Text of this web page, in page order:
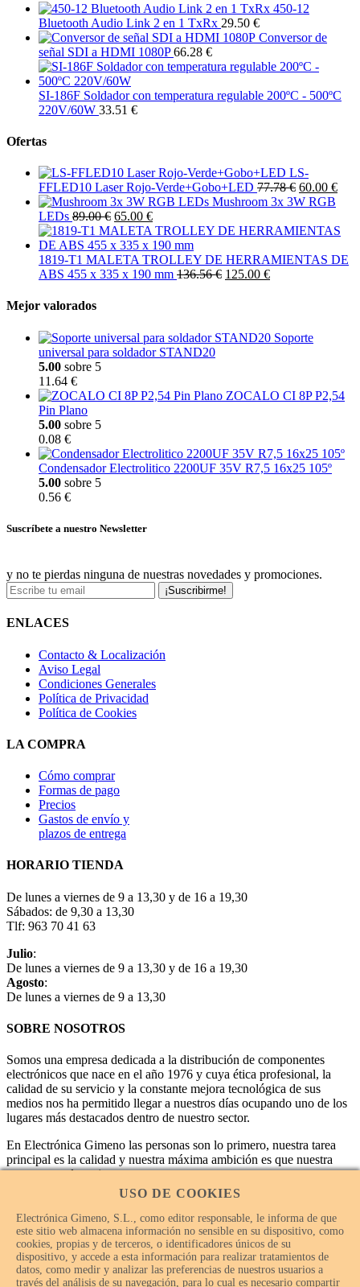
450-12
Bluetooth Audio Link 2 en 1 TxRx 29.50 €
Conversor de
señal SDI a HDMI 1080P 66.28 €
SI-186F Soldador con temperatura regulable 200ºC - 500ºC
220V/60W 33.51 €
Ofertas
LS-
FFLED10 Laser Rojo-Verde+Gobo+LED 77.78 € 60.00 €
Mushroom 3x 3W RGB
LEDs 89.00 € 65.00 €
1819-T1 MALETA TROLLEY DE HERRAMIENTAS DE
ABS 455 x 335 x 190 mm 136.56 € 125.00 €
Mejor valorados
Soporte
universal para soldador STAND20
5.00 sobre 5
11.64 €
ZOCALO CI 8P P2,54
Pin Plano
5.00 sobre 5
0.08 €
Condensador Electrolitico 2200UF 35V R7,5 16x25 105º
5.00 sobre 5
0.56 €
Suscríbete a nuestro Newsletter
y no te pierdas ninguna de nuestras novedades y promociones.
¡Suscribirme!
ENLACES
Contacto & Localización
Aviso Legal
Condiciones Generales
Política de Privacidad
Política de Cookies
LA COMPRA
Cómo comprar
Formas de pago
Precios
Gastos de envío y
plazos de entrega
HORARIO TIENDA
De lunes a viernes de 9 a 13,30 y de 16 a 19,30
Sábados: de 9,30 a 13,30
Tlf: 963 70 41 63
Julio:
De lunes a viernes de 9 a 13,30 y de 16 a 19,30
Agosto:
De lunes a viernes de 9 a 13,30
SOBRE NOSOTROS
Somos una empresa dedicada a la distribución de componentes
electrónicos que nace en el año 1976 y cuya ética profesional, la
calidad de su servicio y la constante mejora tecnológica de sus
medios nos ha permitido llegar a nuestros días ocupando uno de los
lugares más destacados dentro de nuestro sector.
En Electrónica Gimeno las personas son lo primero, nuestra tarea
principal es la calidad y nuestra máxima ambición es que nuestra
empresa sea la mejor.
USO DE COOKIES
Electrónica Gimeno, S.L., como editor responsable, le informa de que
este sitio web almacena información no sensible en su dispositivo, como
cookies, propias y de terceros, o identificadores únicos de su
dispositivo, y accede a esta información para realizar tratamientos de
datos, como medir y analizar las preferencias de nuestros usuarios a
través del análisis de su navegación, para lo cual es necesario compartir